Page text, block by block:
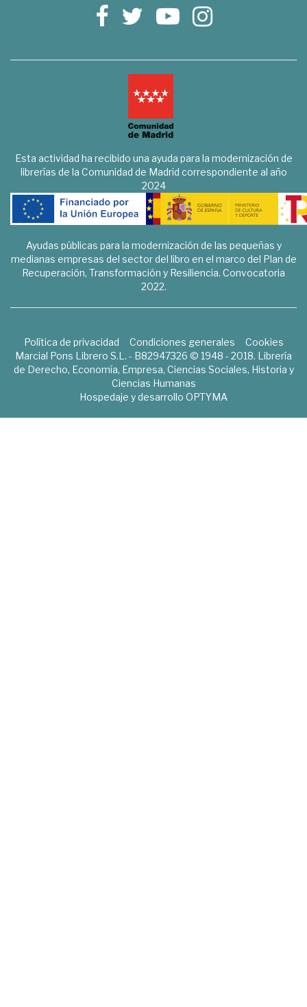
Esta actividad ha recibido una ayuda para la modernización de
librerías de la Comunidad de Madrid correspondiente al año
2024
Ayudas públicas para la modernización de las pequeñas y
medianas empresas del sector del libro en el marco del Plan de
Recuperación, Transformación y Resiliencia. Convocatoria
2022.
Política de privacidad Condiciones generales
Cookies
Marcial Pons Librero S.L. - B82947326 © 1948 - 2018. Librería
de Derecho, Economía, Empresa, Ciencias Sociales, Historia y
Ciencias Humanas
Hospedaje y desarrollo OPTYMA